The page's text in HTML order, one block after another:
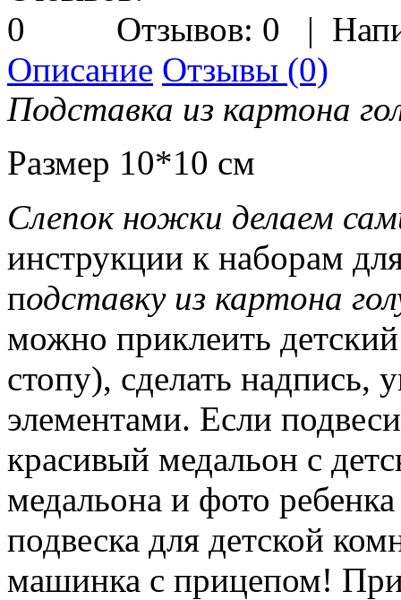
Отзывов: 0 |
Описание Отзывы (0)
Подставка из картона
Размер 10*10 см
Слепок ножки делаем
инструкции к наборам
подставку из картона
можно приклеить
стопу), сделать надпись,
элементами. Если
красивый медальон с
медальона и фото
подвеска для детской
машинка с прицепом!